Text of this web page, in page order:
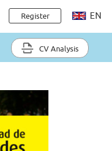
Register EN
CV Analysis